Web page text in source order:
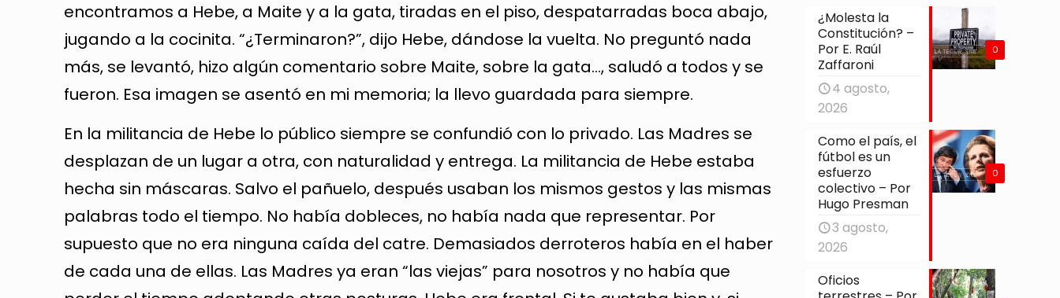
encontramos a Hebe, a Maite y a la gata, tiradas en el piso, despatarradas boca abajo,
jugando a la cocinita. “¿Terminaron?”, dijo Hebe, dándose la vuelta. No preguntó nada
más, se levantó, hizo algún comentario sobre Maite, sobre la gata…, saludó a todos y se
fueron. Esa imagen se asentó en mi memoria; la llevo guardada para siempre.
En la militancia de Hebe lo público siempre se confundió con lo privado. Las Madres se
desplazan de un lugar a otra, con naturalidad y entrega. La militancia de Hebe estaba
hecha sin máscaras. Salvo el pañuelo, después usaban los mismos gestos y las mismas
palabras todo el tiempo. No había dobleces, no había nada que representar. Por
supuesto que no era ninguna caída del catre. Demasiados derroteros había en el haber
de cada una de ellas. Las Madres ya eran “las viejas” para nosotros y no había que
0
¿Molesta la
Constitución? –
Por E. Raúl
Zaffaroni
4 agosto,
2026
0
Como el país, el
fútbol es un
esfuerzo
colectivo – Por
Hugo Presman
3 agosto,
2026
Oficios